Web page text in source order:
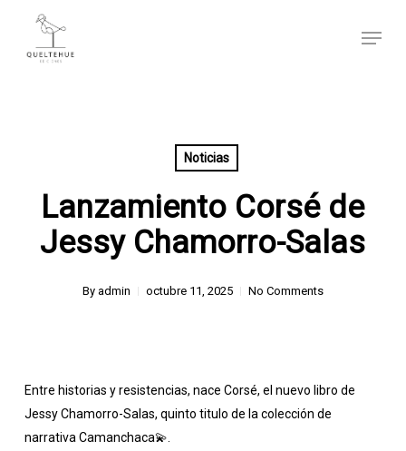
main
Menu
Noticias
Lanzamiento Corsé de
Jessy Chamorro-Salas
By admin octubre 11, 2025 No Comments
Entre historias y resistencias, nace Corsé, el nuevo libro de
Jessy Chamorro-Salas, quinto titulo de la colección de
narrativa Camanchaca💫.